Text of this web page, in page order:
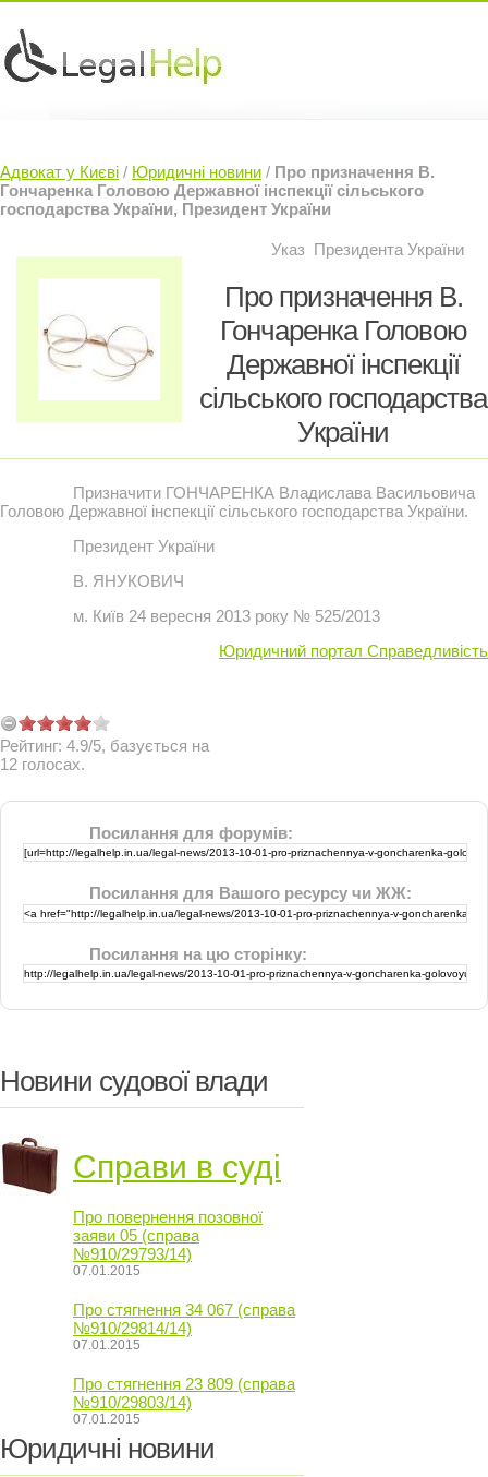
Судовий Адвокат »
Контакти »
Адвокат у Києві / Юридичні новини / Про призначення В.
Гончаренка Головою Державної інспекції сільського
господарства України, Президент України
Указ Президента України
Про призначення В.
Гончаренка Головою
Державної інспекції
сільського господарства
України
Призначити ГОНЧАРЕНКА Владислава Васильовича
Головою Державної інспекції сільського господарства України.
Президент України
В. ЯНУКОВИЧ
м. Київ 24 вересня 2013 року № 525/2013
Юридичний портал Справедливість
Рейтинг: 4.9/5, базується на
12 голосах.
Посилання для форумів:
Посилання для Вашого ресурсу чи ЖЖ:
Посилання на цю сторінку:
Новини судової влади
Справи в суді
Про повернення позовної
заяви 05 (справа
№910/29793/14)
07.01.2015
Про стягнення 34 067 (справа
№910/29814/14)
07.01.2015
Про стягнення 23 809 (справа
№910/29803/14)
07.01.2015
Юридичні новини